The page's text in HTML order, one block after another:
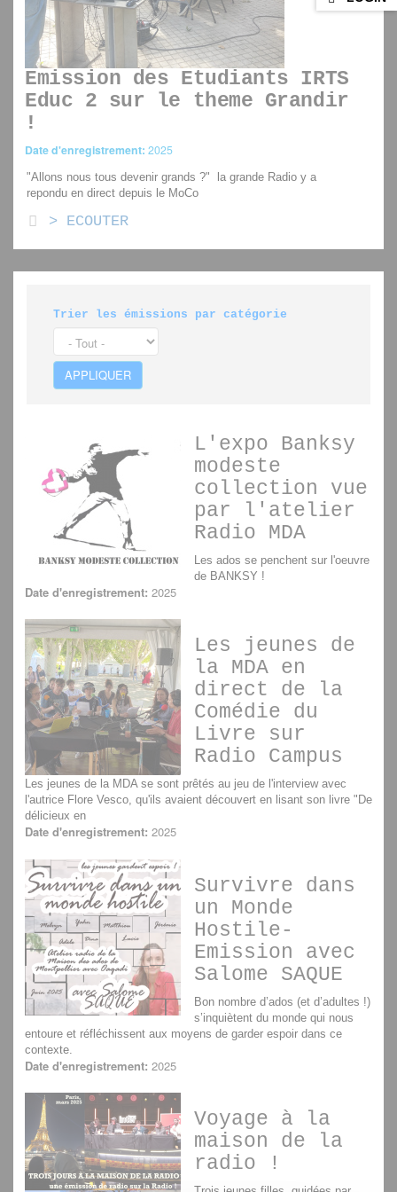
Emission des Etudiants IRTS
Educ 2 sur le theme Grandir
!
Date d'enregistrement: 2025
"Allons nous tous devenir grands ?" la grande Radio y a
repondu en direct depuis le MoCo
Les étudiants educ 2eme année de l'IRTS de Montpellier se
au jardin du MoCo, entre micros trottoirs et récits personnels.
Réaliser cette émission a permis des partages, des sourires,
et même un peu de larmes ( pas beaucoup, promis !).
> ECOUTER
Trier les émissions par catégorie
APPLIQUER
L'expo Banksy
modeste
collection vue
par l'atelier
Radio MDA
Les ados se penchent sur l'oeuvre
de BANKSY !
Date d'enregistrement: 2025
Les jeunes de
la MDA en
direct de la
Comédie du
Livre sur
Radio Campus
Les jeunes de la MDA se sont prêtés au jeu de l'interview avec
l'autrice Flore Vesco, qu'ils avaient découvert en lisant son livre "De
délicieux en
Date d'enregistrement: 2025
Survivre dans
un Monde
Hostile-
Emission avec
Salome SAQUE
Bon nombre d’ados (et d’adultes !)
s’inquiètent du monde qui nous
entoure et réfléchissent aux moyens de garder espoir dans ce
contexte.
Date d'enregistrement: 2025
Voyage à la
maison de la
radio !